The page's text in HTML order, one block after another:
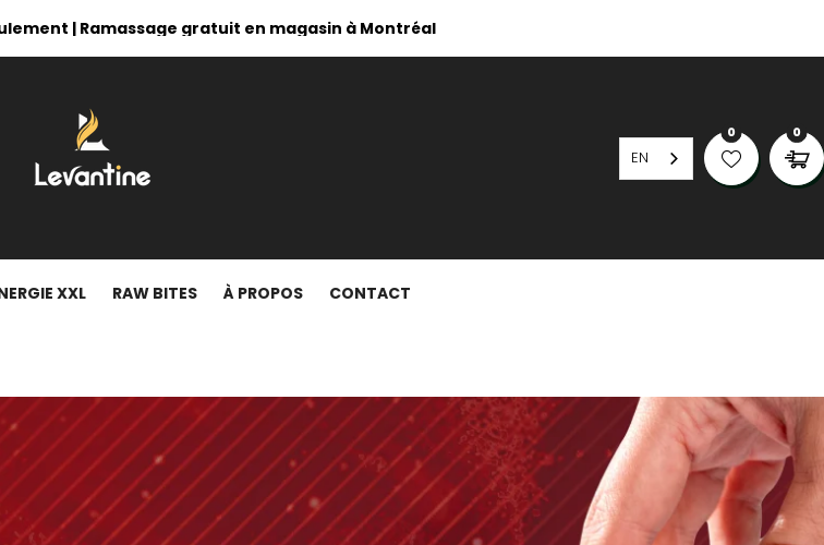
| Ramassage gratuit en magasin à Montréal
EN
0 0
XXL RAW BITES À PROPOS CONTACT